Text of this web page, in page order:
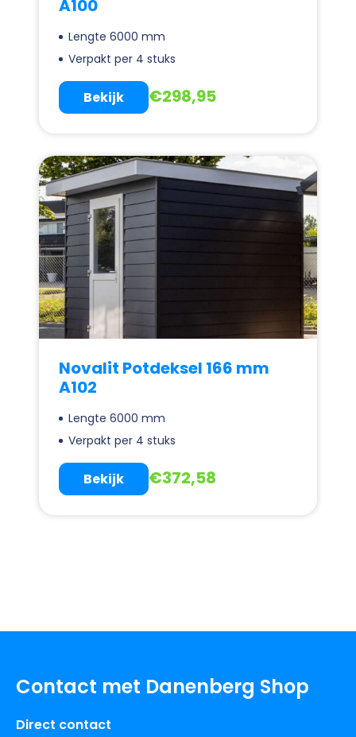
A100
Lengte 6000 mm
Verpakt per 4 stuks
€298,95
Bekijk
Novalit Potdeksel 166 mm
A102
Lengte 6000 mm
Verpakt per 4 stuks
€372,58
Bekijk
Contact met Danenberg Shop
Direct contact